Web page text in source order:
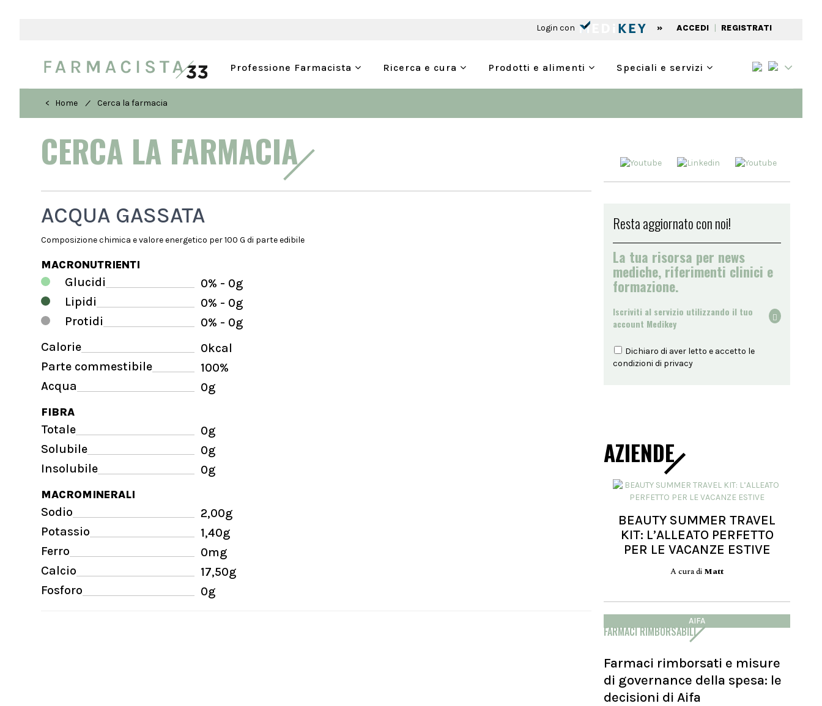
Login con » ACCEDI | REGISTRATI
Professione Farmacista Ricerca e cura Prodotti e alimenti Speciali e servizi
< Home / Cerca la farmacia
CERCA LA FARMACIA
ACQUA GASSATA
Composizione chimica e valore energetico per 100 G di parte edibile
MACRONUTRIENTI
Glucidi
0% - 0g
Lipidi
0% - 0g
Protidi
0% - 0g
Calorie
0kcal
Parte commestibile
100%
Acqua
0g
FIBRA
Totale
0g
Solubile
0g
Insolubile
0g
MACROMINERALI
Sodio
2,00g
Potassio
1,40g
Ferro
0mg
Calcio
17,50g
Fosforo
0g
Resta aggiornato con noi!
La tua risorsa per news
mediche, riferimenti clinici e
formazione.
Iscriviti al servizio utilizzando il tuo
account Medikey
Dichiaro di aver letto e accetto le
condizioni di privacy
AZIENDE
BEAUTY SUMMER TRAVEL
KIT: L’ALLEATO PERFETTO
PER LE VACANZE ESTIVE
A cura di Matt
AIFA
FARMACI RIMBORSABILI
Farmaci rimborsati e misure
di governance della spesa: le
decisioni di Aifa